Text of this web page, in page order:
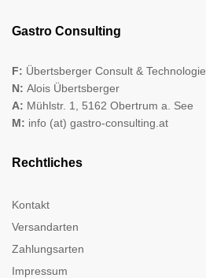
Gastro Consulting
F: Übertsberger Consult & Technologie
N: Alois Übertsberger
A: Mühlstr. 1, 5162 Obertrum a. See
M: info (at) gastro-consulting.at
Rechtliches
Kontakt
Versandarten
Zahlungsarten
Impressum